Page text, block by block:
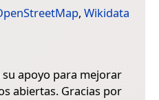
, Wikidata
apoyo para mejorar
abiertas. Gracias por